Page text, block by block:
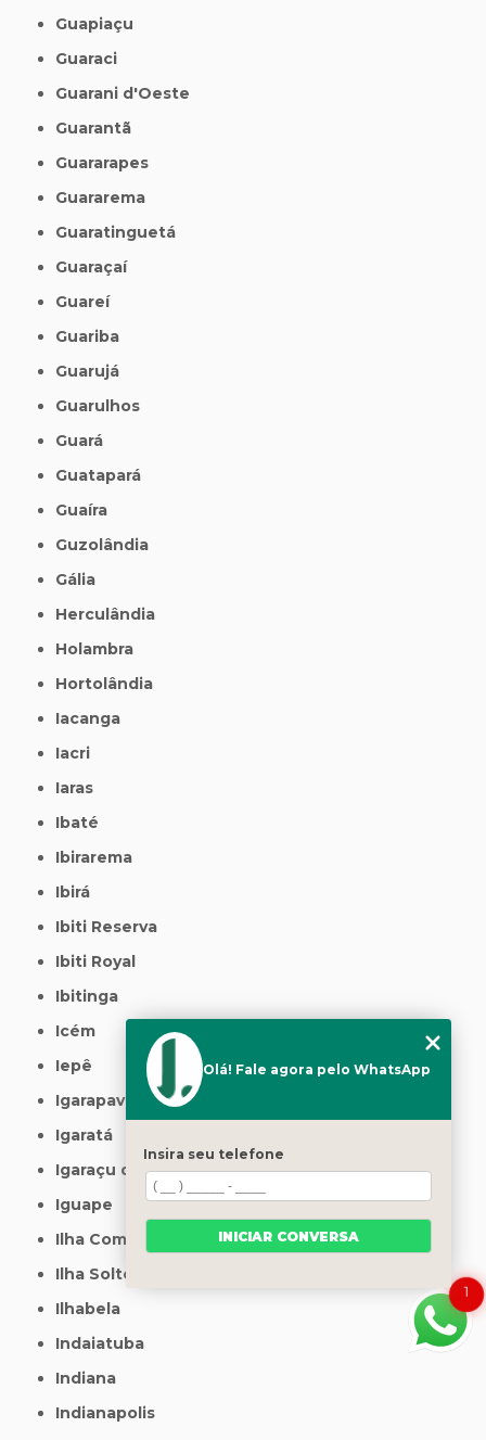
Guapiaçu
Guaraci
Guarani d'Oeste
Guarantã
Guararapes
Guararema
Guaratinguetá
Guaraçaí
Guareí
Guariba
Guarujá
Guarulhos
Guará
Guatapará
Guaíra
Guzolândia
Gália
Herculândia
Holambra
Hortolândia
Iacanga
Iacri
Iaras
Ibaté
Ibirarema
Ibirá
Ibiti Reserva
Ibiti Royal
Ibitinga
Icém
Iepê
Igarapava
Igaratá
Igaraçu do Tietê
Iguape
Ilha Comprida
Ilha Solteira
Ilhabela
Indaiatuba
Indiana
Indianapolis
1
Olá! Fale agora pelo WhatsApp
Insira seu telefone
INICIAR CONVERSA